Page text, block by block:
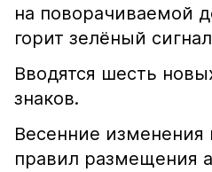
на поворачиваемой
горит зелёный
Вводятся шесть
знаков.
Весенние изменения
правил размещения